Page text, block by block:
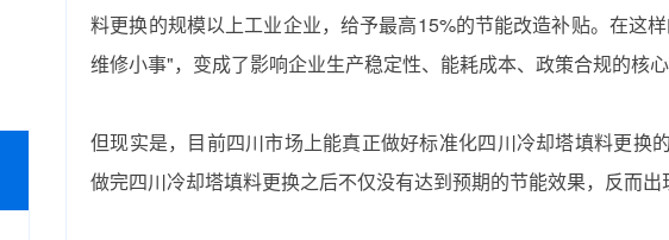
料更换‌的规模以上工业企业，给予最高15%的节能改造补贴。在这
维修小事"，变成了影响企业生产稳定性、能耗成本、政策合规的核心
但现实是，目前四川市场上能真正做好标准化‌四川冷却塔填料更换‌
做完‌四川冷却塔填料更换‌之后不仅没有达到预期的节能效果，反而